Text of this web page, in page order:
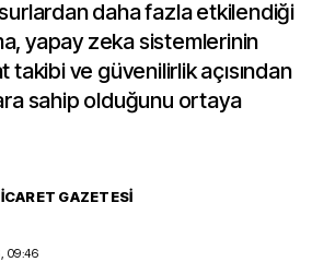
daha fazla etkilendiği
yapay zeka sistemlerinin
takibi ve güvenilirlik açısından
sahip olduğunu ortaya
GAZETESI
09:46